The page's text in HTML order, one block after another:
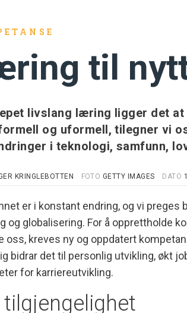
til
livslang læring ligger det
og uformell, tilegner vi
i teknologi, samfunn,
KRINGLEBOTTEN FOTO GETTY IMAGES DATO
er i konstant endring, og vi preges
og globalisering. For å opprettholde
oss, kreves ny og oppdatert
bidrar det til personlig utvikling, økt
for karriereutvikling.